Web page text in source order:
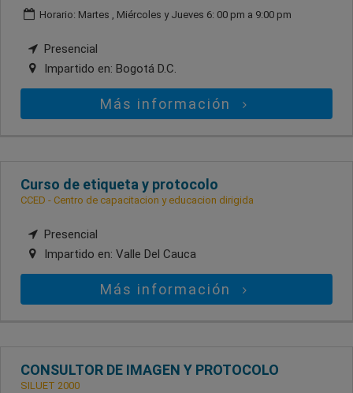
Horario: Martes , Miércoles y Jueves 6: 00 pm a 9:00 pm
Presencial
Impartido en: Bogotá D.C.
Más información
Curso de etiqueta y protocolo
CCED - Centro de capacitacion y educacion dirigida
Presencial
Impartido en: Valle Del Cauca
Más información
CONSULTOR DE IMAGEN Y PROTOCOLO
SILUET 2000